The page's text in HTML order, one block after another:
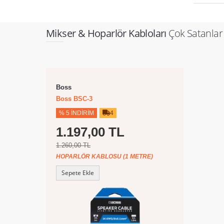
Mikser & Hoparlör Kabloları Çok Satanlar
Boss
Boss BSC-3
% 5 İNDIRIM 4
1.197,00 TL
1.260,00 TL
HOPARLÖR KABLOSU (1 METRE)
Sepete Ekle